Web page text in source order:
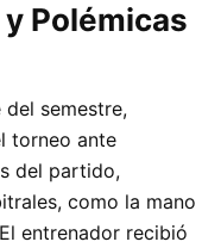
Polémicas
semestre,
torneo ante
del partido,
como la mano
entrenador recibió